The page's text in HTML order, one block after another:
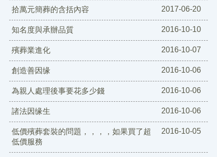
2017-06-20
拾萬元簡葬的含括內容
2016-10-10
知名度與承辦品質
2016-10-07
殯葬業進化
2016-10-06
創造善因缘
2016-10-06
為親人處理後事要花多少錢
2016-10-06
諸法因缘生
2016-10-05
低價殯葬套裝的問題，，，，如果買了超
低價服務